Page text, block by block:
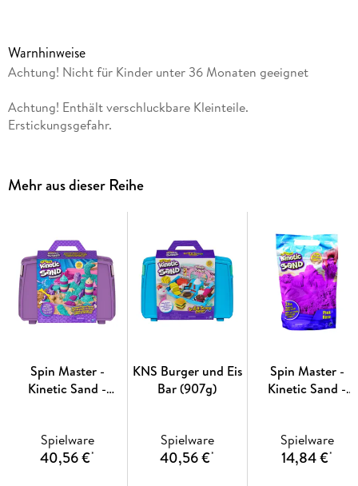
Die echte Sandhaptik fördert die Entwicklung des Tastsinns,
das Formen und Modellieren die Feinmotorik und das
Rollenspiel regt Fantasie und Kreativität an. Inhalt: 1 Koffer
907 g Kinetic Sand naturbraun 1 Kranarm mit Abrissbirne und
Baggerschaufel 1 Ziegelförmchen 1 Baustellenfahrzeug mit
Kippmulde 1 Anleitung Maße: 39, 37 x 12, 07 x 29, 21 cm
Warnhinweise
Achtung! Nicht für Kinder unter 36 Monaten geeignet
Achtung! Enthält verschluckbare Kleinteile.
Erstickungsgefahr.
Mehr aus dieser Reihe
Spin Master -
Kinetic Sand -
Spielware
40,56 €*
KNS Burger und Eis
Bar (907g)
Spielware
40,56 €*
Spin Master -
Kinetic Sand -
Spielware
14,84 €*